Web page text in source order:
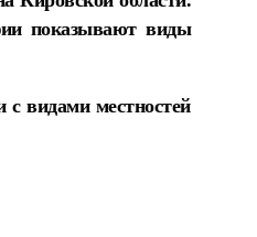
показывают виды
видами местностей